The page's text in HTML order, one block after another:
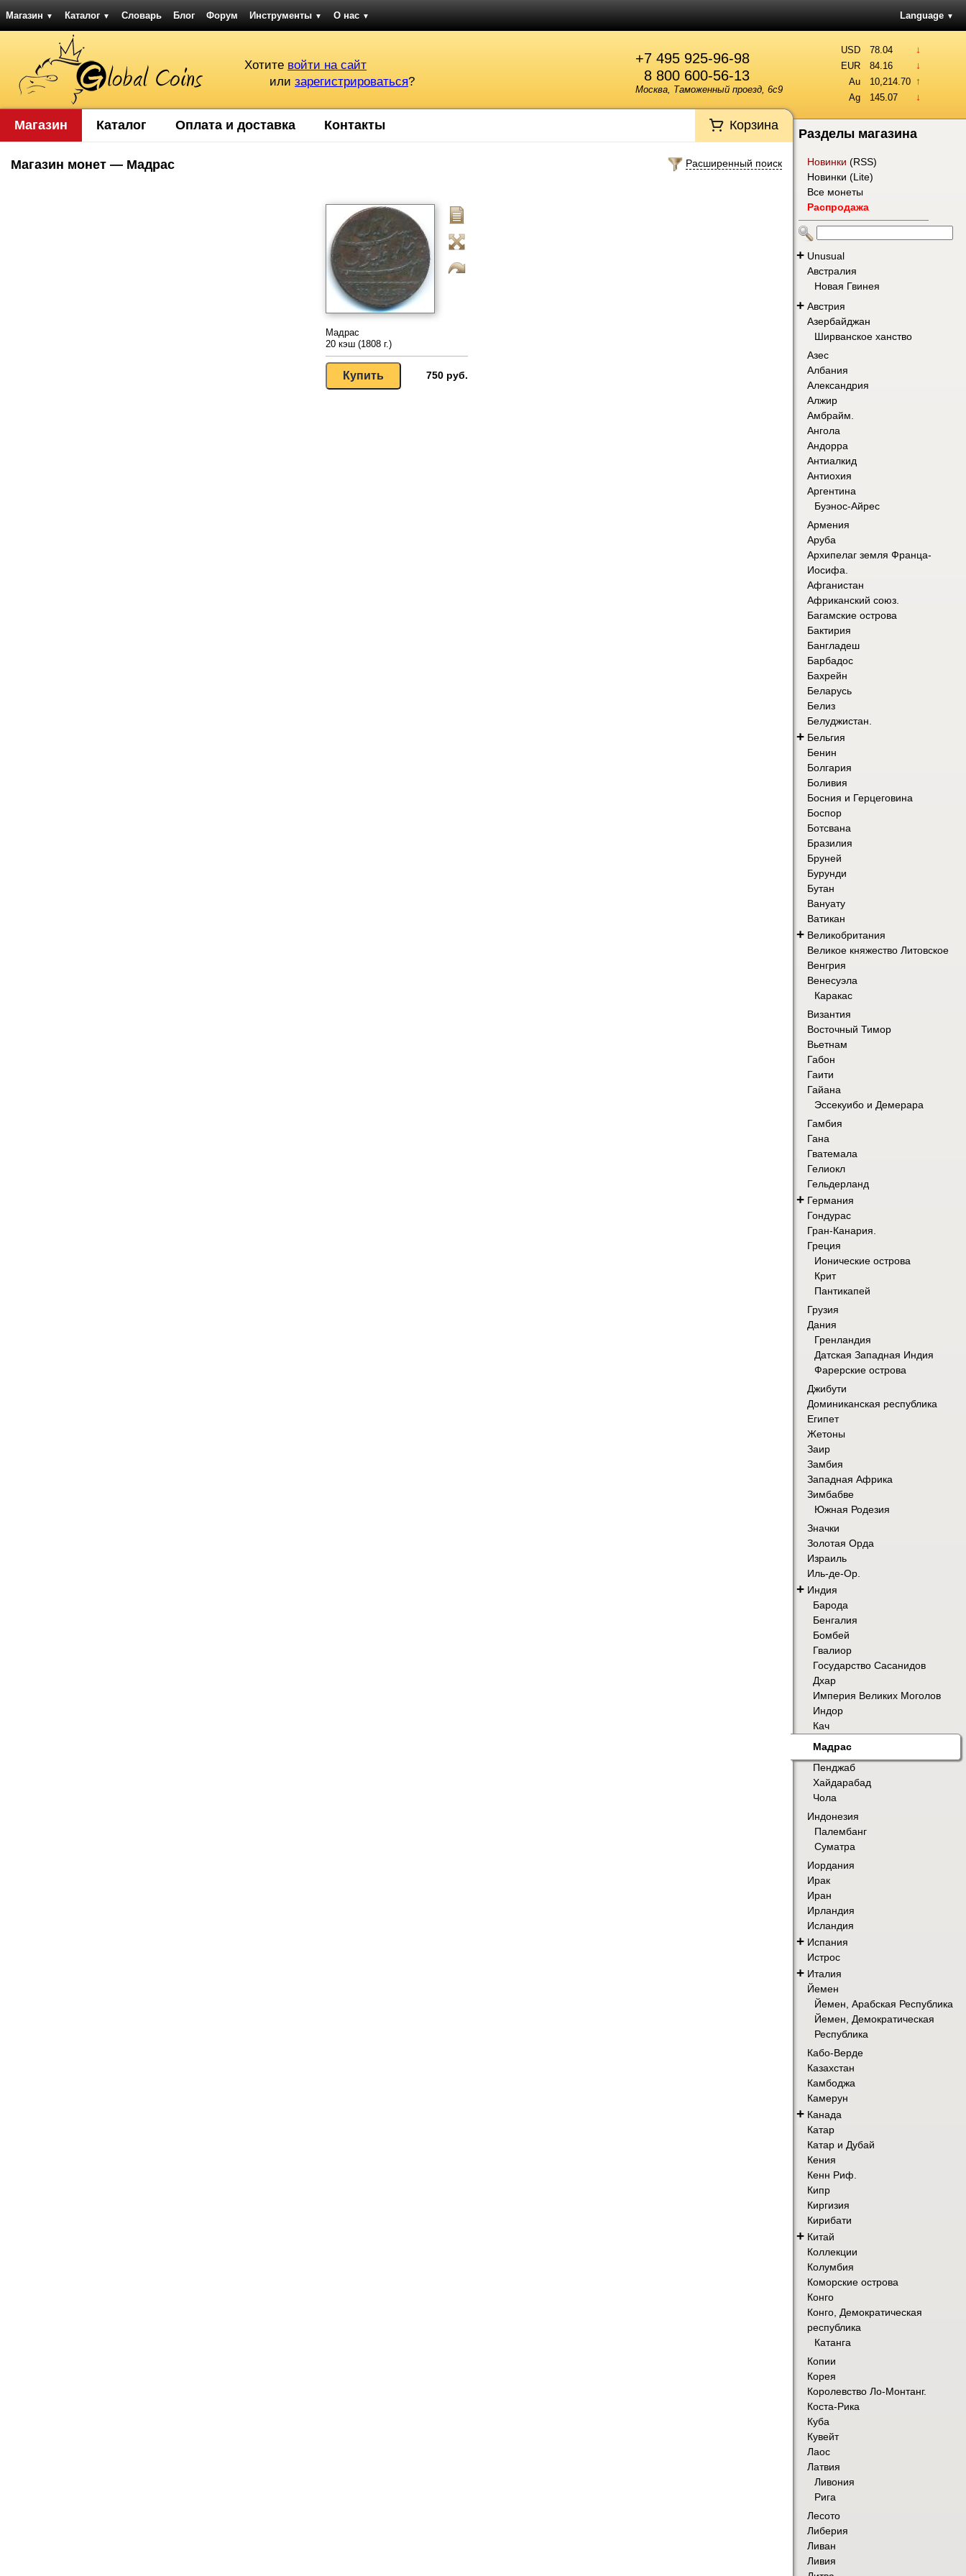
Магазин ▼ Каталог ▼ Словарь Блог Форум Инструменты ▼ О нас ▼ Language ▼
+7 495 925-96-98
8 800 600-56-13
Москва, Таможенный проезд, 6с9
Хотите войти на сайт
или зарегистрироваться?
USD 78.04 ↓
EUR 84.16 ↓
Au 10,214.70 ↑
Ag 145.07 ↓
Магазин Каталог Оплата и доставка Контакты Корзина
Расширенный поиск
Магазин монет — Мадрас
Мадрас
20 кэш (1808 г.)
750 руб.
Разделы магазина
Новинки (RSS)
Новинки (Lite)
Все монеты
Распродажа
+ Unusual
Австралия
Новая Гвинея
+ Австрия
Азербайджан
Ширванское ханство
Азес
Албания
Александрия
Алжир
Амбрайм.
Ангола
Андорра
Антиалкид
Антиохия
Аргентина
Буэнос-Айрес
Армения
Аруба
Архипелаг земля Франца-
Иосифа.
Афганистан
Африканский союз.
Багамские острова
Бактирия
Бангладеш
Барбадос
Бахрейн
Беларусь
Белиз
Белуджистан.
+ Бельгия
Бенин
Болгария
Боливия
Босния и Герцеговина
Боспор
Ботсвана
Бразилия
Бруней
Бурунди
Бутан
Вануату
Ватикан
+ Великобритания
Великое княжество Литовское
Венгрия
Венесуэла
Каракас
Византия
Восточный Тимор
Вьетнам
Габон
Гаити
Гайана
Эссекуибо и Демерара
Гамбия
Гана
Гватемала
Гелиокл
Гельдерланд
+ Германия
Гондурас
Гран-Канария.
Греция
Ионические острова
Крит
Пантикапей
Грузия
Дания
Гренландия
Датская Западная Индия
Фарерские острова
Джибути
Доминиканская республика
Египет
Жетоны
Заир
Замбия
Западная Африка
Зимбабве
Южная Родезия
Значки
Золотая Орда
Израиль
Иль-де-Ор.
+ Индия
Барода
Бенгалия
Бомбей
Гвалиор
Государство Сасанидов
Дхар
Империя Великих Моголов
Индор
Кач
Мадрас
Пенджаб
Хайдарабад
Чола
Индонезия
Палембанг
Суматра
Иордания
Ирак
Иран
Ирландия
Исландия
+ Испания
Истрос
+ Италия
Йемен
Йемен, Арабская Республика
Йемен, Демократическая
Республика
Кабо-Верде
Казахстан
Камбоджа
Камерун
+ Канада
Катар
Катар и Дубай
Кения
Кенн Риф.
Кипр
Киргизия
Кирибати
+ Китай
Коллекции
Колумбия
Коморские острова
Конго
Конго, Демократическая
республика
Катанга
Копии
Корея
Королевство Ло-Монтанг.
Коста-Рика
Куба
Кувейт
Лаос
Латвия
Ливония
Рига
Лесото
Либерия
Ливан
Ливия